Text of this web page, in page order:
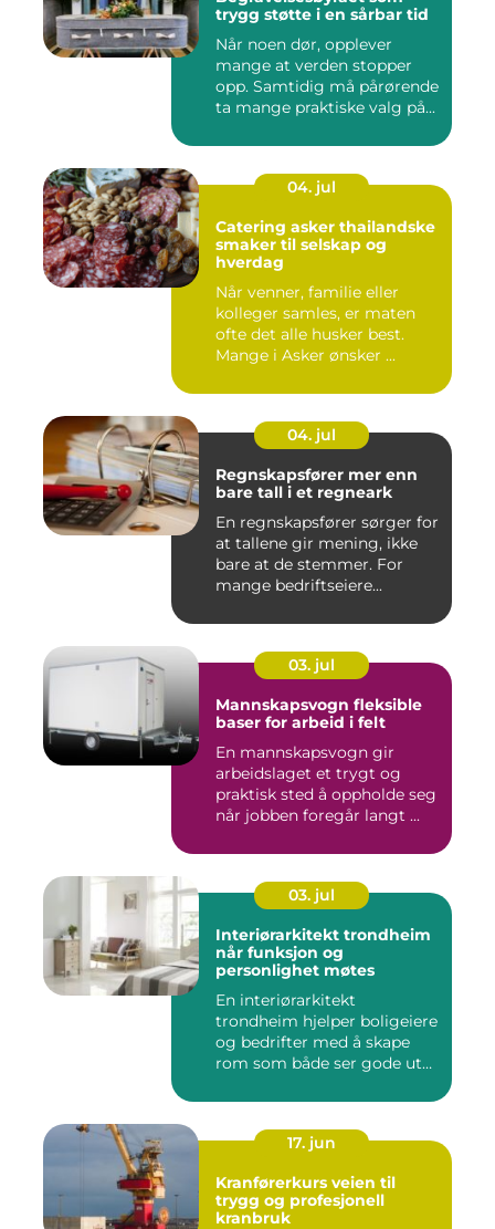
trygg støtte i en sårbar tid
Når noen dør, opplever
mange at verden stopper
opp. Samtidig må pårørende
ta mange praktiske valg på...
04. jul
Catering asker thailandske
smaker til selskap og
hverdag
Når venner, familie eller
kolleger samles, er maten
ofte det alle husker best.
Mange i Asker ønsker ...
04. jul
Regnskapsfører mer enn
bare tall i et regneark
En regnskapsfører sørger for
at tallene gir mening, ikke
bare at de stemmer. For
mange bedriftseiere...
03. jul
Mannskapsvogn fleksible
baser for arbeid i felt
En mannskapsvogn gir
arbeidslaget et trygt og
praktisk sted å oppholde seg
når jobben foregår langt ...
03. jul
Interiørarkitekt trondheim
når funksjon og
personlighet møtes
En interiørarkitekt
trondheim hjelper boligeiere
og bedrifter med å skape
rom som både ser gode ut
17. jun
Kranførerkurs veien til
trygg og profesjonell
kranbruk